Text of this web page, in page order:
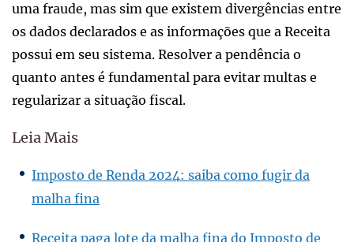
uma fraude, mas sim que existem divergências entre
os dados declarados e as informações que a Receita
possui em seu sistema. Resolver a pendência o
quanto antes é fundamental para evitar multas e
regularizar a situação fiscal.
Leia Mais
Imposto de Renda 2024: saiba como fugir da
malha fina
Receita paga lote da malha fina do Imposto de